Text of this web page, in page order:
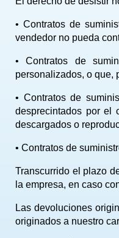
• Contratos de
vendedor no pueda
• Contratos de
personalizados, o que,
• Contratos de
desprecintados por el
descargados o
• Contratos de
Transcurrido el plazo
la empresa, en caso
Las devoluciones
originados a nuestro